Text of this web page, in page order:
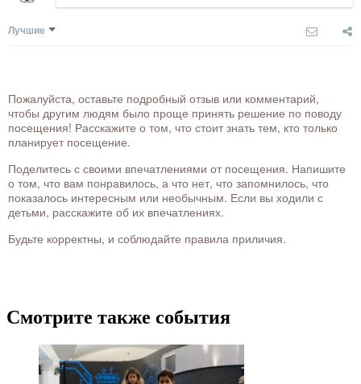
Лучшие
Пожалуйста, оставьте подробный отзыв или комментарий,
чтобы другим людям было проще принять решение по поводу
посещения! Расскажите о том, что стоит знать тем, кто только
планирует посещение.
Поделитесь с своими впечатлениями от посещения. Напишите
о том, что вам понравилось, а что нет, что запомнилось, что
показалось интересным или необычным. Если вы ходили с
детьми, расскажите об их впечатлениях.
Будьте корректны, и соблюдайте правила приличия.
Смотрите также события